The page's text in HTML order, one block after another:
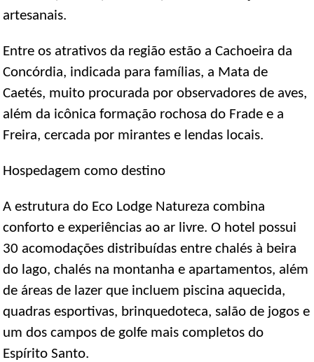
artesanais.
Entre os atrativos da região estão a Cachoeira da
Concórdia, indicada para famílias, a Mata de
Caetés, muito procurada por observadores de aves,
além da icônica formação rochosa do Frade e a
Freira, cercada por mirantes e lendas locais.
Hospedagem como destino
A estrutura do Eco Lodge Natureza combina
conforto e experiências ao ar livre. O hotel possui
30 acomodações distribuídas entre chalés à beira
do lago, chalés na montanha e apartamentos, além
de áreas de lazer que incluem piscina aquecida,
quadras esportivas, brinquedoteca, salão de jogos e
um dos campos de golfe mais completos do
Espírito Santo.